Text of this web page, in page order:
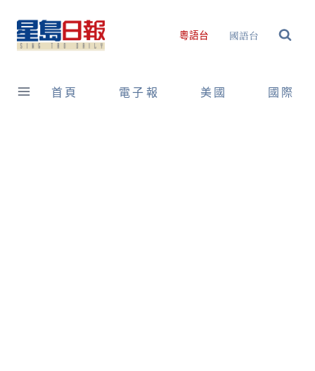
content
粵語台 國語台
首頁 電子報 美國 國際